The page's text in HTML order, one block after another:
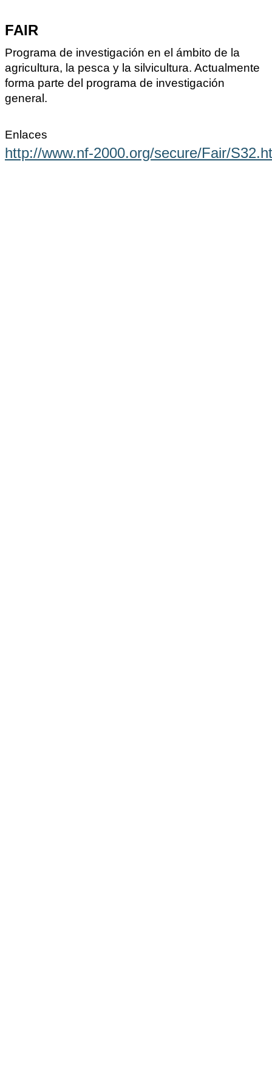
FAIR
Programa de investigación en el ámbito de la
agricultura, la pesca y la silvicultura. Actualmente
forma parte del programa de investigación
general.
Enlaces
http://www.nf-2000.org/secure/Fair/